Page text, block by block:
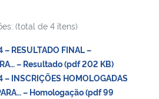
(total de 4 itens)
RESULTADO FINAL –
– Resultado (pdf 202 KB)
INSCRIÇÕES HOMOLOGADAS
– Homologação (pdf 99